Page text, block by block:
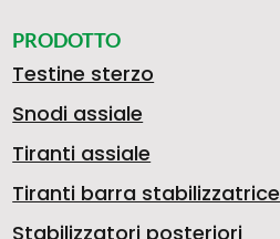
PRODOTTO
Testine sterzo
Snodi assiale
Tiranti assiale
Tiranti barra stabilizzatrice
Stabilizzatori posteriori